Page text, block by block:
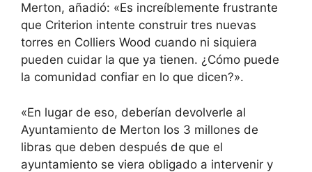
Merton, añadió: «Es increíblemente frustrante
que Criterion intente construir tres nuevas
torres en Colliers Wood cuando ni siquiera
pueden cuidar la que ya tienen. ¿Cómo puede
la comunidad confiar en lo que dicen?».
«En lugar de eso, deberían devolverle al
Ayuntamiento de Merton los 3 millones de
libras que deben después de que el
ayuntamiento se viera obligado a intervenir y